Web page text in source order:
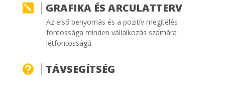
 GRAFIKA ÉS ARCULATTERV
Az első benyomás és a pozitív megítélés
fontossága minden vállalkozás számára
létfontosságú.
 TÁVSEGÍTSÉG